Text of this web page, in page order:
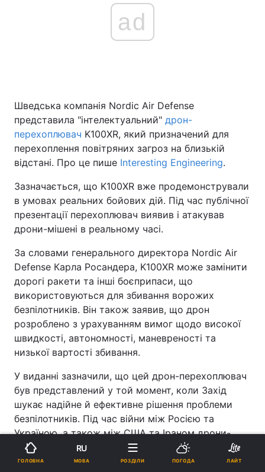
ad
Шведська компанія Nordic Air Defense
представила "інтелектуальний" дрон-
перехоплювач K100XR, який призначений для
перехоплення повітряних загроз на близькій
відстані. Про це пише Interesting Engineering.
Зазначається, що K100XR вже продемонстрували
в умовах реальних бойових дій. Під час публічної
презентації перехоплювач виявив і атакував
дрони-мішені в реальному часі.
За словами генерального директора Nordic Air
Defense Карла Росандера, K100XR може замінити
дорогі ракети та інші боєприпаси, що
використовуються для збивання ворожих
безпілотників. Він також заявив, що дрон
розроблено з урахуванням вимог щодо високої
швидкості, автономності, маневреності та
низької вартості збивання.
У виданні зазначили, що цей дрон-перехоплювач
був представлений у той момент, коли Захід
шукає надійне й ефективне рішення проблеми
безпілотників. Під час війни між Росією та
Україною, а також між США та Іраном дрони-
перехоплювачі продемонстрували свій потенціал.
ГОЛОВНА
RU
МОВА РОЗДІЛИ ПОГОДА ЛАЙТ